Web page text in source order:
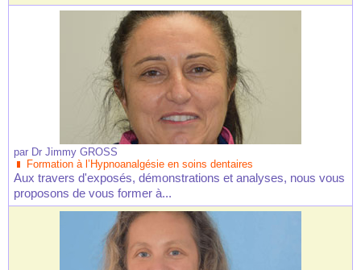
par Dr Jimmy GROSS
Formation à l’Hypnoanalgésie en soins dentaires
Aux travers d'exposés, démonstrations et analyses, nous vous
proposons de vous former à...